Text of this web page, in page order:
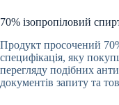
70% ізопропіловий
Продукт просочений
специфікація, яку
перегляду подібних
документів запиту та